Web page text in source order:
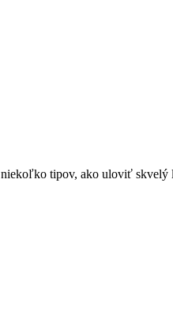
tipov, ako uloviť skvelý